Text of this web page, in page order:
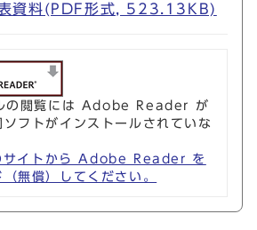
資料(PDF形式, 523.13KB)
の閲覧には Adobe Reader が
フトがインストールされていな
イトから Adobe Reader を
無償）してください。